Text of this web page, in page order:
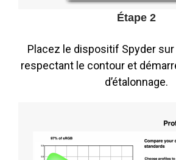
Étape 2
Placez le dispositif Spyder
respectant le contour et
d’étalonnage.